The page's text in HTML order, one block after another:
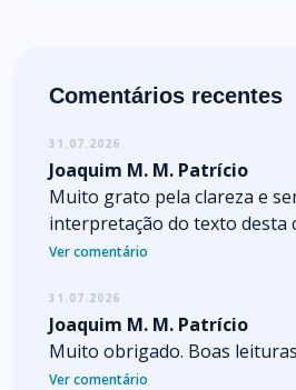
Comentários recentes
31.07.2026
Joaquim M. M. Patrício
Muito grato pela clareza e
interpretação do texto desta
Ver comentário
31.07.2026
Joaquim M. M. Patrício
Muito obrigado. Boas
Ver comentário